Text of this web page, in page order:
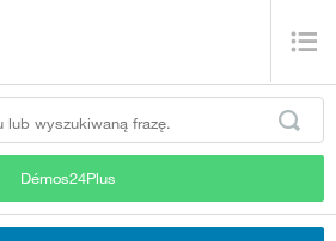
Démos24Plus